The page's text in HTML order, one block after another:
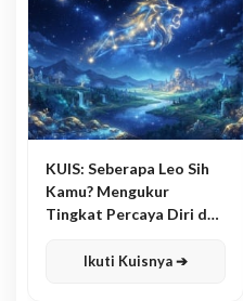
KUIS: Seberapa Leo Sih
Kamu? Mengukur
Tingkat Percaya Diri dan
Ikuti Kuisnya ➔